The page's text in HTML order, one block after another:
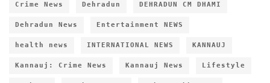
Crime News Dehradun DEHRADUN CM DHAMI
Dehradun News Entertainment NEWS
health news INTERNATIONAL NEWS KANNAUJ
Kannauj: Crime News Kannauj News Lifestyle